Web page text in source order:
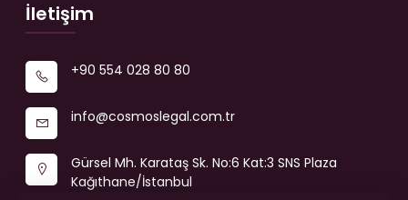
İletişim
+90 554 028 80 80
info@cosmoslegal.com.tr
Gürsel Mh. Karataş Sk. No:6 Kat:3 SNS Plaza
Kağıthane/İstanbul